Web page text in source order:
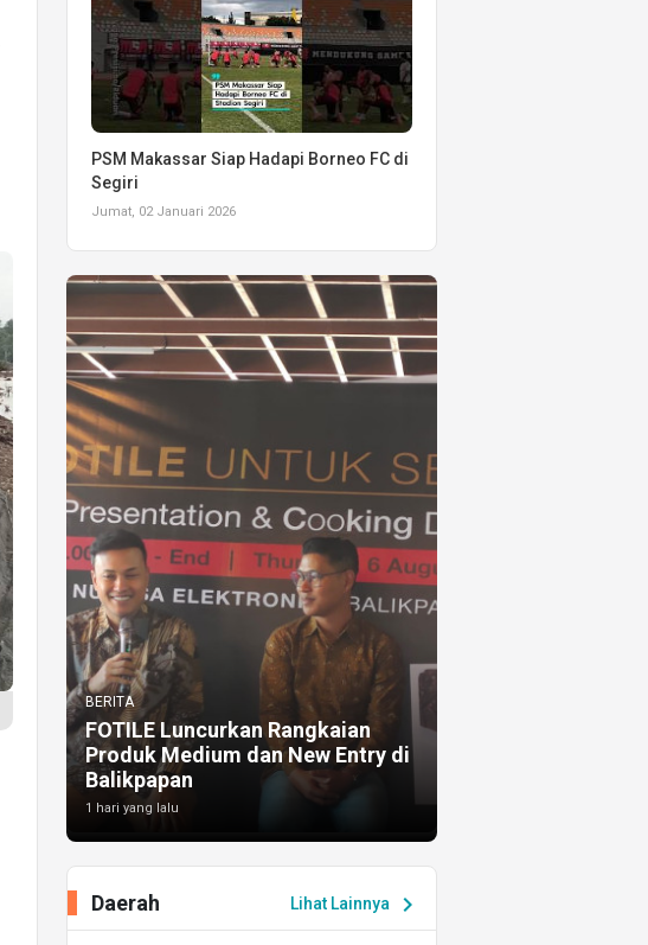
PSM Makassar Siap Hadapi Borneo FC di
Segiri
Jumat, 02 Januari 2026
BERITA
FOTILE Luncurkan Rangkaian
Produk Medium dan New Entry di
Balikpapan
1 hari yang lalu
Lihat Lainnya chevron_right
Daerah